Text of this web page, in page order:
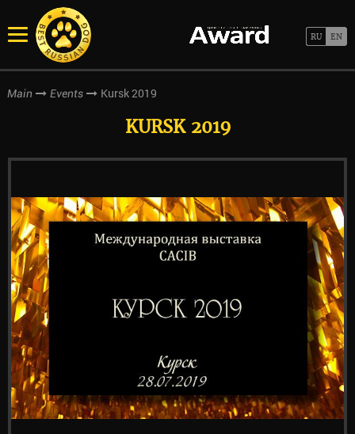
Main Events Kursk 2019
KURSK 2019